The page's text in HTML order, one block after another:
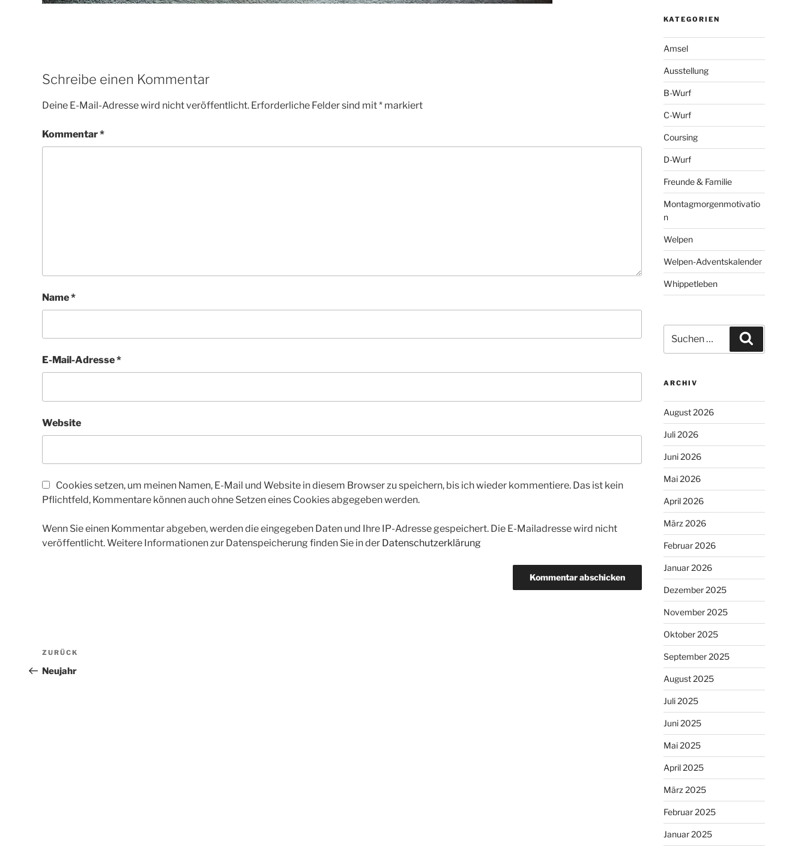
Schreibe einen Kommentar
Deine E-Mail-Adresse wird nicht veröffentlicht. Erforderliche Felder sind mit* markiert
Kommentar*
Name*
E-Mail-Adresse*
Website
Cookies setzen, um meinen Namen, E-Mail und Website in diesem Browser zu speichern, bis ich wieder kommentiere. Das ist kein
Pflichtfeld, Kommentare können auch ohne Setzen eines Cookies abgegeben werden.
Wenn Sie einen Kommentar abgeben, werden die eingegeben Daten und Ihre IP-Adresse gespeichert. Die E-Mailadresse wird nicht
veröffentlicht. Weitere Informationen zur Datenspeicherung finden Sie in der Datenschutzerklärung
Beitragsnavigation
Vorheriger
Beitrag
ZURÜCK
Neujahr
KATEGORIEN
Amsel
Ausstellung
B-Wurf
C-Wurf
Coursing
D-Wurf
Freunde & Familie
Montagmorgenmotivatio
n
Welpen
Welpen-Adventskalender
Whippetleben
nach:
ARCHIV
August 2026
Juli 2026
Juni 2026
Mai 2026
April 2026
März 2026
Februar 2026
Januar 2026
Dezember 2025
November 2025
Oktober 2025
September 2025
August 2025
Juli 2025
Juni 2025
Mai 2025
April 2025
März 2025
Februar 2025
Januar 2025